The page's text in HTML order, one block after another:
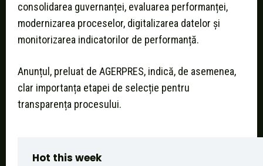
consolidarea guvernanței, evaluarea performanței,
modernizarea proceselor, digitalizarea datelor și
monitorizarea indicatorilor de performanță.
Anunțul, preluat de AGERPRES, indică, de asemenea,
clar importanța etapei de selecție pentru
transparența procesului.
Hot this week